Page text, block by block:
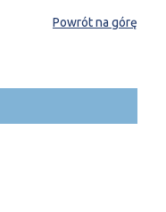
Powrót na górę